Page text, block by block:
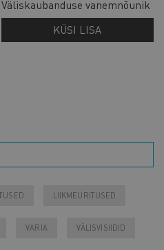
Väliskaubanduse vanemnõunik
KÜSI LISA
LIIKMEÜRITUSED
VARIA VÄLISVISIIDID